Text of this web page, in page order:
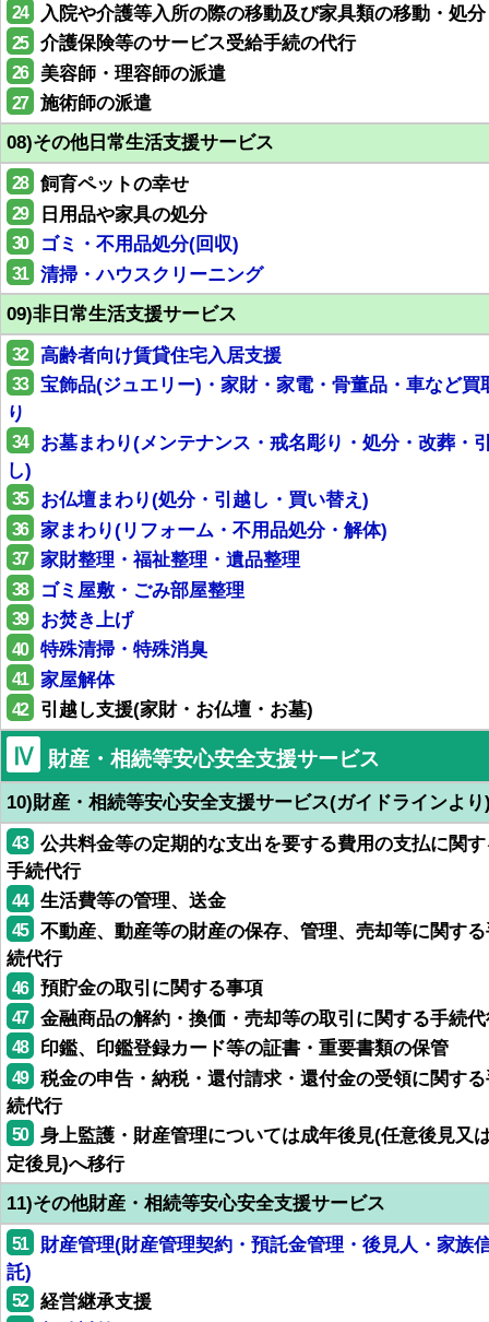
24 入院や介護等入所の際の移動及び家具類の移動・処分
25 介護保険等のサービス受給手続の代行
26 美容師・理容師の派遣
27
施術師の派遣
08)その他日常生活支援サービス
28 飼育ペットの幸せ
29 日用品や家具の処分
30 ゴミ・不用品処分(回収)
31
清掃・ハウスクリーニング
09)非日常生活支援サービス
32 高齢者向け賃貸住宅入居支援
33
宝飾品(ジュエリー)・家財・家電・骨董品・車など買
り
34
お墓まわり(メンテナンス・戒名彫り・処分・改葬・
し)
35 お仏壇まわり(処分・引越し・買い替え)
36 家まわり(リフォーム・不用品処分・解体)
37 家財整理・福祉整理・遺品整理
38 ゴミ屋敷・ごみ部屋整理
39 お焚き上げ
40 特殊清掃・特殊消臭
41 家屋解体
42 引越し支援(家財・お仏壇・お墓)
Ⅳ 財産・相続等安心安全支援サービス
10)財産・相続等安心安全支援サービス(ガイドラインより
43
公共料金等の定期的な支出を要する費用の支払に関
手続代行
44 生活費等の管理、送金
45
不動産、動産等の財産の保存、管理、売却等に関す
続代行
46 預貯金の取引に関する事項
47 金融商品の解約・換価・売却等の取引に関する手続
48 印鑑、印鑑登録カード等の証書・重要書類の保管
49
税金の申告・納税・還付請求・還付金の受領に関す
続代行
50
身上監護・財産管理については成年後見(任意後見又
定後見)へ移行
11)その他財産・相続等安心安全支援サービス
51
財産管理(財産管理契約・預託金管理・後見人・家族
託)
52 経営継承支援